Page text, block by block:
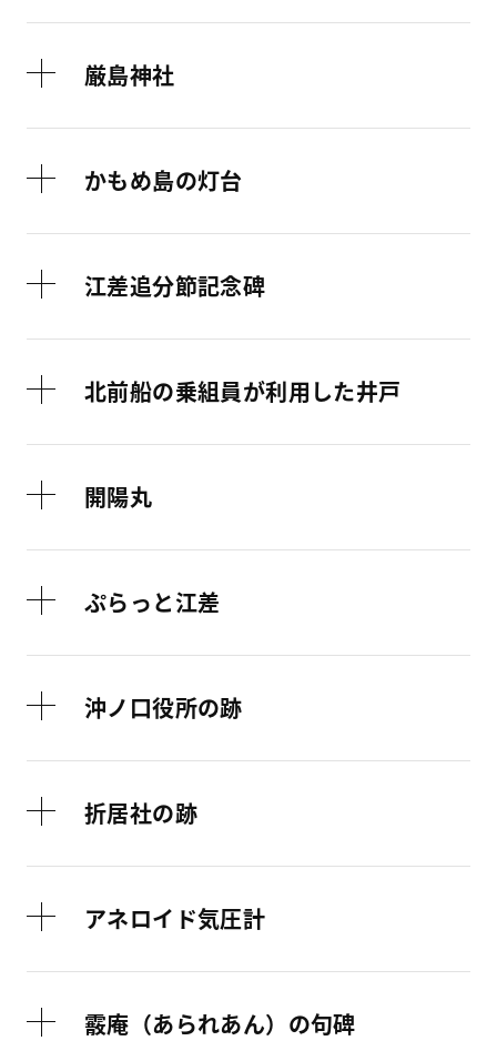
厳島神社
かもめ島の灯台
江差追分節記念碑
北前船の乗組員が利用した井戸
開陽丸
ぷらっと江差
沖ノ口役所の跡
折居社の跡
アネロイド気圧計
霰庵（あられあん）の句碑